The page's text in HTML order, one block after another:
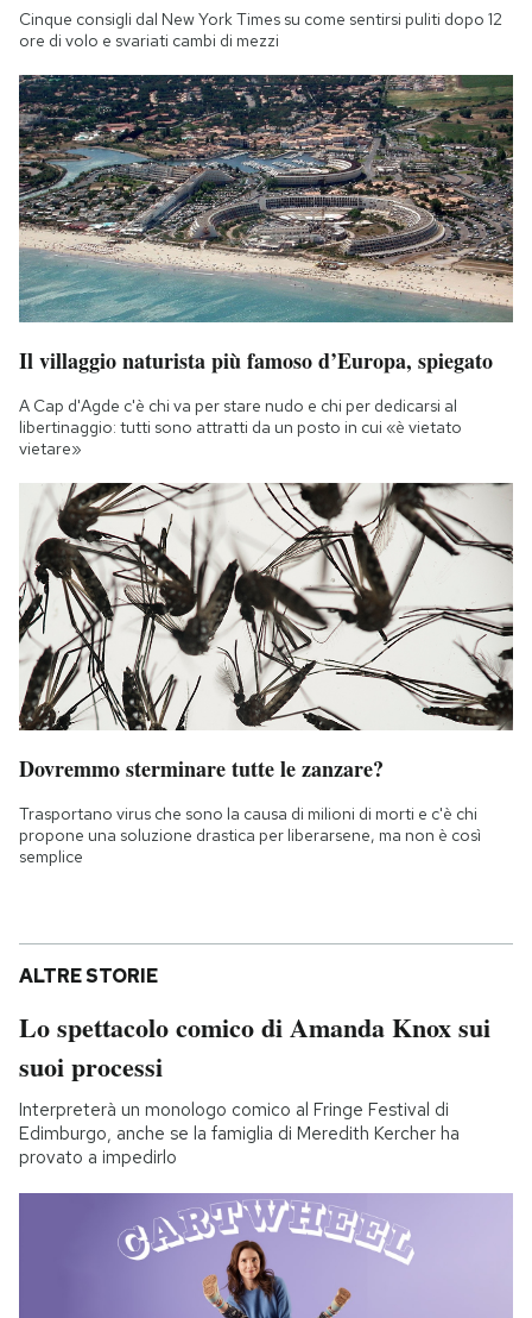
Cinque consigli dal New York Times su come sentirsi puliti dopo 12
ore di volo e svariati cambi di mezzi
Il villaggio naturista più famoso d’Europa, spiegato
A Cap d'Agde c'è chi va per stare nudo e chi per dedicarsi al
libertinaggio: tutti sono attratti da un posto in cui «è vietato
vietare»
Dovremmo sterminare tutte le zanzare?
Trasportano virus che sono la causa di milioni di morti e c'è chi
propone una soluzione drastica per liberarsene, ma non è così
semplice
ALTRE STORIE
Lo spettacolo comico di Amanda Knox sui
suoi processi
Interpreterà un monologo comico al Fringe Festival di
Edimburgo, anche se la famiglia di Meredith Kercher ha
provato a impedirlo